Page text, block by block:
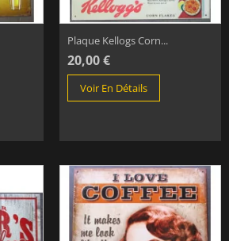
Plaque Kellogs Corn...
20,00 €
Voir En Détails